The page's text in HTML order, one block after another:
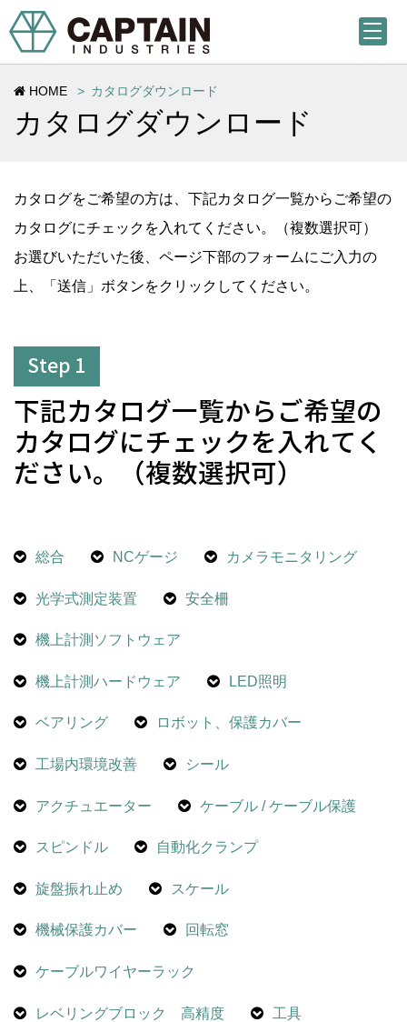
HOME カタログダウンロード
カタログダウンロード
カタログをご希望の方は、下記カタログ一覧からご希望の
カタログにチェックを入れてください。（複数選択可）
お選びいただいた後、ページ下部のフォームにご入力の
上、「送信」ボタンをクリックしてください。
Step 1
下記カタログ一覧からご希望の
カタログにチェックを入れてく
ださい。（複数選択可）
総合 NCゲージ カメラモニタリング
光学式測定装置 安全柵
機上計測ソフトウェア
機上計測ハードウェア LED照明
ベアリング ロボット、保護カバー
工場内環境改善 シール
アクチュエーター ケーブル / ケーブル保護
スピンドル 自動化クランプ
旋盤振れ止め スケール
機械保護カバー 回転窓
ケーブルワイヤーラック
レベリングブロック 高精度 工具